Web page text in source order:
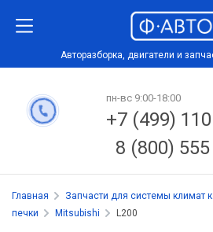
Авторазборка, двигатели и
пн-вс 9:00-18:00
+7 (499)
8 (800)
Главная Запчасти для системы климат
печки
Mitsubishi L200